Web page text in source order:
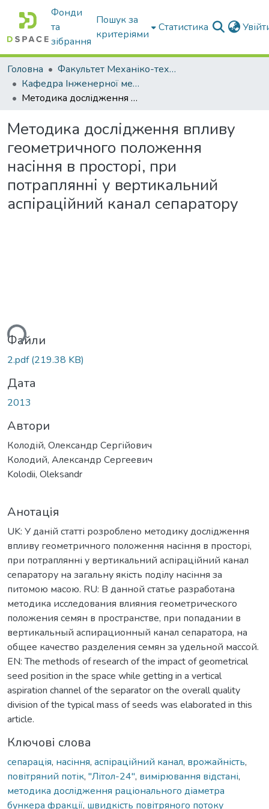
Фонди
та
зібрання
Пошук за
критеріями
Статистика
Головна
Факультет Механіко-технологічний
Кафедра Інженерної механіки та комп'ютерного проектування
Методика дослідження впливу геометричного положення насіння в просторі, при потраплянні у вертикальний аспіраційний канал сепаратору
Методика дослідження впливу
геометричного положення
насіння в просторі, при
потраплянні у вертикальний
аспіраційний канал сепаратору
Файли
2.pdf(219.38 KB)
Дата
2013
Автори
Колодій, Олександр Сергійович
Колодий, Александр Сергеевич
Kolodii, Oleksandr
Анотація
UK: У даній статті розроблено методику дослідження
впливу геометричного положення насіння в просторі,
при потраплянні у вертикальний аспіраційний канал
сепаратору на загальну якість поділу насіння за
питомою масою. RU: В данной статье разработана
методика исследования влияния геометрического
положения семян в пространстве, при попадании в
вертикальный аспирационный канал сепаратора, на
общее качество разделения семян за удельной массой.
EN: The methods of research of the impact of geometrical
seed position in the space while getting in a vertical
aspiration channel of the separator on the overall quality
division of the typical mass of seeds was elaborated in this
article.
Ключові слова
сепарація, насіння, аспіраційний канал, врожайність,
повітряний потік, "Літол-24", вимірювання відстані,
методика дослідження раціонального діаметра
бункера фракції, швидкість повітряного потоку